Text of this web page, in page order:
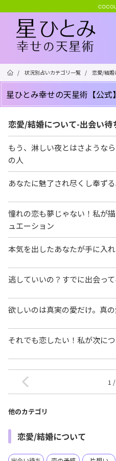
/ 状況別占いカテゴリ一覧 / 恋愛/結婚
星ひとみ幸せの天星術【公式
恋愛/結婚について-出会い待
もう、淋しい夜とはさような
の人
あなたに魅了され尽くし奉ず
憧れの恋も夢じゃない！私が
ュエーション
本気を出したあなたが手に入
逃していいの？すでに出会っ
欲しいのは真実の愛だけ。真
それでも恋したい！私が次に
1 /
他のカテゴリ
恋愛/結婚について